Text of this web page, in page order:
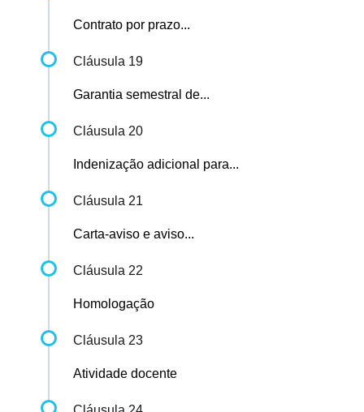
Contrato por prazo...
Cláusula 19
Garantia semestral de...
Cláusula 20
Indenização adicional para...
Cláusula 21
Carta-aviso e aviso...
Cláusula 22
Homologação
Cláusula 23
Atividade docente